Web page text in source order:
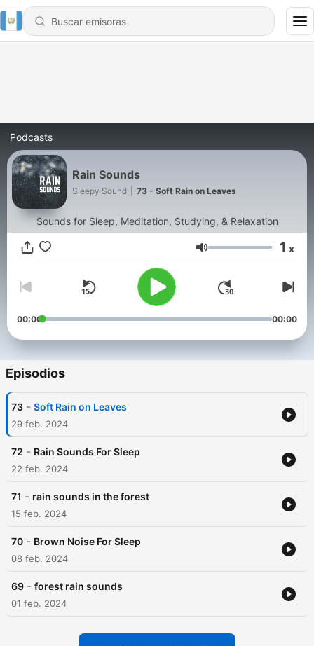
Podcasts
Rain Sounds
Sleepy Sound 73 - Soft Rain on Leaves
Sounds for Sleep, Meditation, Studying, & Relaxation
Volumen 1 x
00:00 00:00
Episodios
73 - Soft Rain on Leaves
29 feb. 2024
72 - Rain Sounds For Sleep
22 feb. 2024
71 - rain sounds in the forest
15 feb. 2024
70 - Brown Noise For Sleep
08 feb. 2024
69 - forest rain sounds
01 feb. 2024